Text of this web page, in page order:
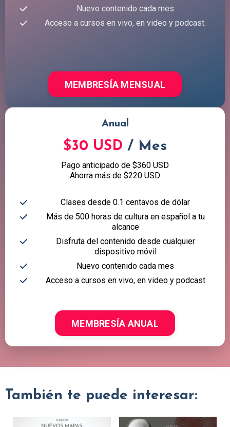
Nuevo contenido cada mes
Acceso a cursos en vivo, en video y podcast.
MEMBRESÍA MENSUAL
Anual
$30 USD / Mes
Pago anticipado de $360 USD
Ahorra más de $220 USD
Clases desde 0.1 centavos de dólar
Más de 500 horas de cultura en español a tu
alcance
Disfruta del contenido desde cualquier
dispositivo móvil
Nuevo contenido cada mes
Acceso a cursos en vivo, en video y podcast
MEMBRESÍA ANUAL
También te puede interesar: